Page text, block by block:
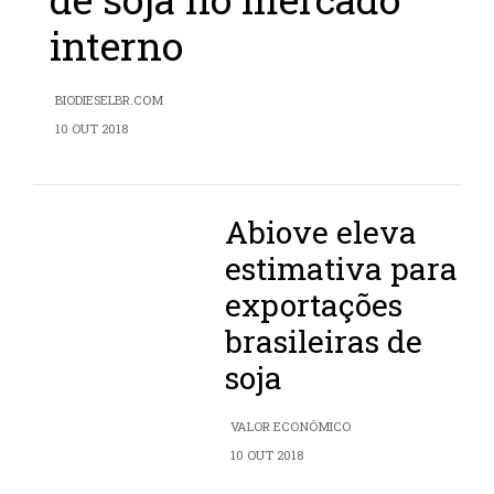
interno
BIODIESELBR.COM
10 OUT 2018
Abiove eleva
estimativa para
exportações
brasileiras de
soja
VALOR ECONÔMICO
10 OUT 2018